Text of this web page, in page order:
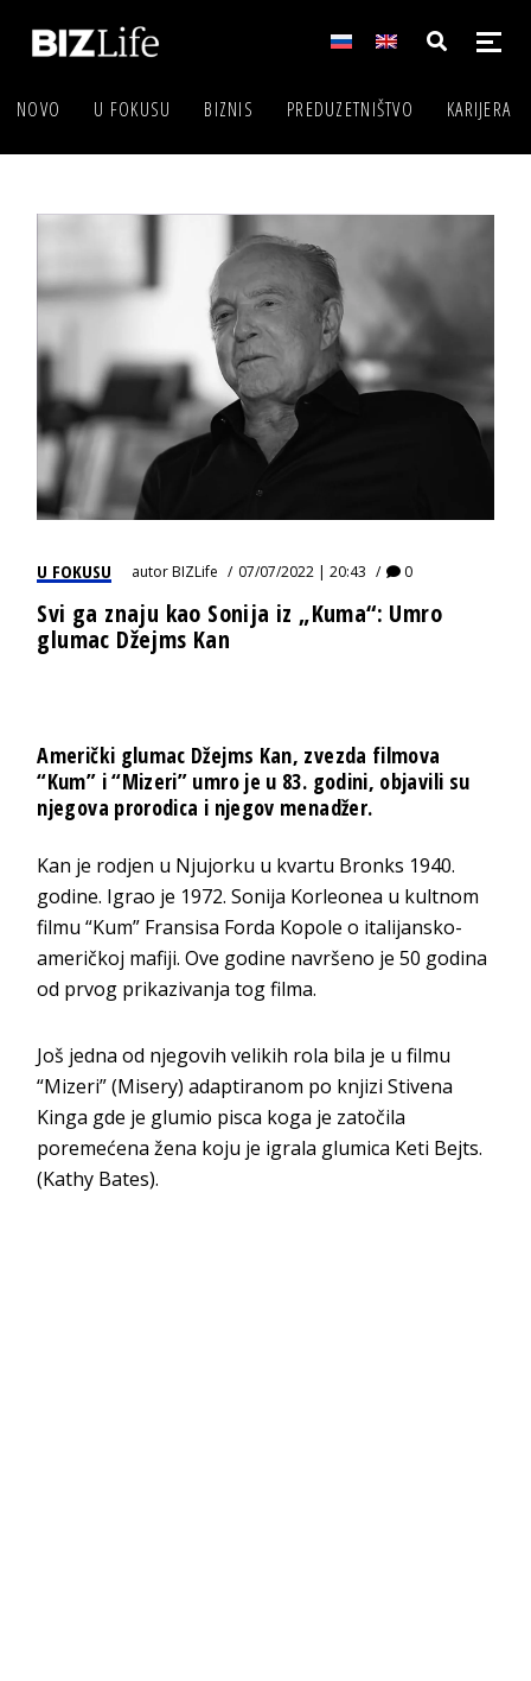
NOVO U FOKUSU BIZNIS PREDUZETNIŠTVO KARIJERA
U FOKUSU autorBIZLife 07/07/2022 | 20:43 0
Svi ga znaju kao Sonija iz „Kuma“: Umro
glumac Džejms Kan
Američki glumac Džejms Kan, zvezda filmova
“Kum” i “Mizeri” umro je u 83. godini, objavili su
njegova prorodica i njegov menadžer.
Kan je rodjen u Njujorku u kvartu Bronks 1940.
godine. Igrao je 1972. Sonija Korleonea u kultnom
filmu “Kum” Fransisa Forda Kopole o italijansko-
američkoj mafiji. Ove godine navršeno je 50 godina
od prvog prikazivanja tog filma.
Još jedna od njegovih velikih rola bila je u filmu
“Mizeri” (Misery) adaptiranom po knjizi Stivena
Kinga gde je glumio pisca koga je zatočila
poremećena žena koju je igrala glumica Keti Bejts.
(Kathy Bates).